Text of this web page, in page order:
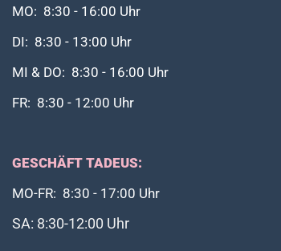
MO: 8:30 - 16:00 Uhr
DI: 8:30 - 13:00 Uhr
MI & DO: 8:30 - 16:00 Uhr
FR: 8:30 - 12:00 Uhr
GESCHÄFT TADEUS:
MO-FR: 8:30 - 17:00 Uhr
SA: 8:30-12:00 Uhr